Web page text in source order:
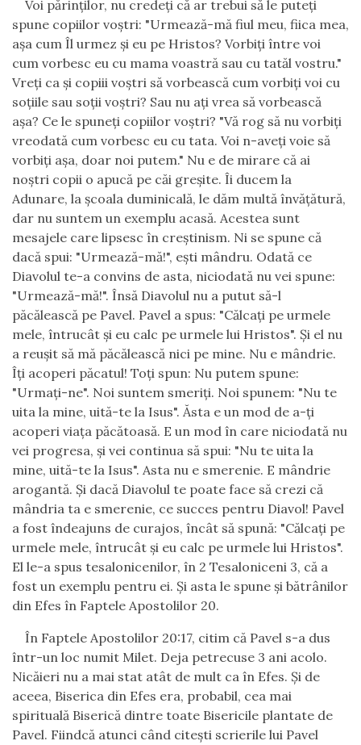
Voi părinţilor, nu credeţi că ar trebui să le puteţi
spune copiilor voştri: "Urmează-mă fiul meu, fiica mea,
aşa cum Îl urmez şi eu pe Hristos? Vorbiţi între voi
cum vorbesc eu cu mama voastră sau cu tatăl vostru."
Vreţi ca şi copiii voştri să vorbească cum vorbiţi voi cu
soţiile sau soţii voştri? Sau nu aţi vrea să vorbească
aşa? Ce le spuneţi copiilor voştri? "Vă rog să nu vorbiţi
vreodată cum vorbesc eu cu tata. Voi n-aveţi voie să
vorbiţi aşa, doar noi putem." Nu e de mirare că ai
noştri copii o apucă pe căi greşite. Îi ducem la
Adunare, la şcoala duminicală, le dăm multă învăţătură,
dar nu suntem un exemplu acasă. Acestea sunt
mesajele care lipsesc în creştinism. Ni se spune că
dacă spui: "Urmează-mă!", eşti mândru. Odată ce
Diavolul te-a convins de asta, niciodată nu vei spune:
"Urmează-mă!". Însă Diavolul nu a putut să-l
păcălească pe Pavel. Pavel a spus: "Călcaţi pe urmele
mele, întrucât şi eu calc pe urmele lui Hristos". Şi el nu
a reuşit să mă păcălească nici pe mine. Nu e mândrie.
Îţi acoperi păcatul! Toţi spun: Nu putem spune:
"Urmaţi-ne". Noi suntem smeriţi. Noi spunem: "Nu te
uita la mine, uită-te la Isus". Ăsta e un mod de a-ţi
acoperi viaţa păcătoasă. E un mod în care niciodată nu
vei progresa, şi vei continua să spui: "Nu te uita la
mine, uită-te la Isus". Asta nu e smerenie. E mândrie
arogantă. Şi dacă Diavolul te poate face să crezi că
mândria ta e smerenie, ce succes pentru Diavol! Pavel
a fost îndeajuns de curajos, încât să spună: "Călcaţi pe
urmele mele, întrucât şi eu calc pe urmele lui Hristos".
El le-a spus tesalonicenilor, în 2 Tesaloniceni 3, că a
fost un exemplu pentru ei. Şi asta le spune şi bătrânilor
din Efes în Faptele Apostolilor 20.
În Faptele Apostolilor 20:17, citim că Pavel s-a dus
într-un loc numit Milet. Deja petrecuse 3 ani acolo.
Nicăieri nu a mai stat atât de mult ca în Efes. Şi de
aceea, Biserica din Efes era, probabil, cea mai
spirituală Biserică dintre toate Bisericile plantate de
Pavel. Fiindcă atunci când citeşti scrierile lui Pavel